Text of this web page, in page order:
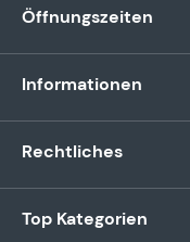
Öffnungszeiten
Informationen
Rechtliches
Top Kategorien